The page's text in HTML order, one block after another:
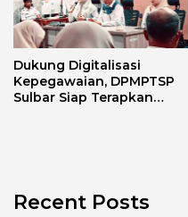
Dukung Digitalisasi
Kepegawaian, DPMPTSP
Sulbar Siap Terapkan
Recent Posts